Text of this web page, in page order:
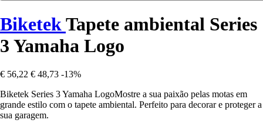
BiketekTapete ambiental Series
3 Yamaha Logo
€ 56,22 € 48,73 -13%
Biketek Series 3 Yamaha LogoMostre a sua paixão pelas motas em
grande estilo com o tapete ambiental. Perfeito para decorar e proteger a
sua garagem.